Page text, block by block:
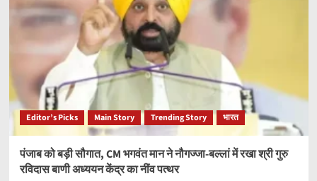
Editor’s Picks Main Story Trending Story भारत
पंजाब को बड़ी सौगात, CM भगवंत मान ने नौगज्जा-बल्लां में रखा श्री गुरु
रविदास बाणी अध्ययन केंद्र का नींव पत्थर